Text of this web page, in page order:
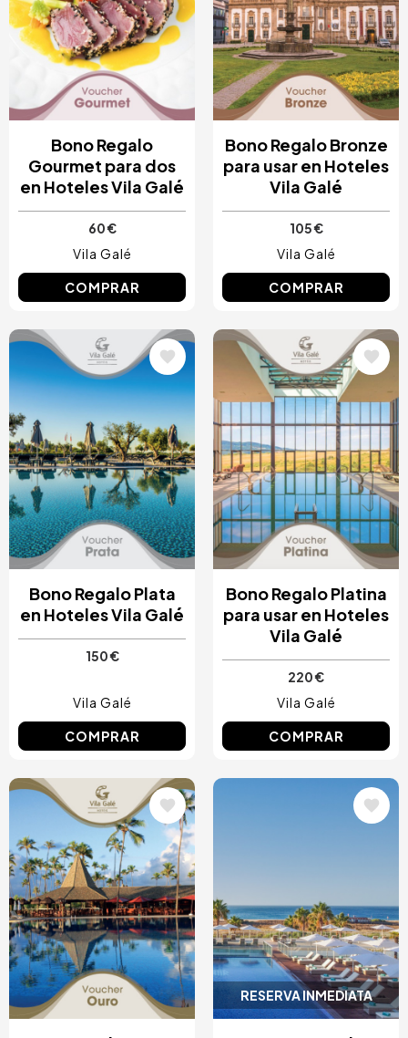
Bono Regalo
Gourmet para dos
en Hoteles Vila Galé
60 €
Vila Galé
COMPRAR
Bono Regalo Bronze
para usar en Hoteles
Vila Galé
105 €
Vila Galé
COMPRAR
Image
Bono Regalo Plata
en Hoteles Vila Galé
150 €
Vila Galé
COMPRAR
Image
Bono Regalo Platina
para usar en Hoteles
Vila Galé
220 €
Vila Galé
COMPRAR
Image
RESERVA INMEDIATA